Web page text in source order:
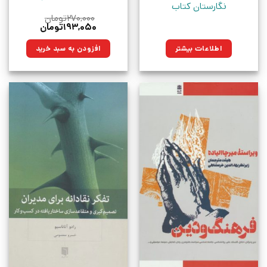
نگارستان کتاب
اطلاعات بیشتر
۲۷۰,۰۰۰تومان
قیمت
۲۷۰,۰۰۰تومان
بود.
۱۹۳,۰۵۰تومان
۱۹۳,۰۵۰تومان.افزودن به سبد خرید